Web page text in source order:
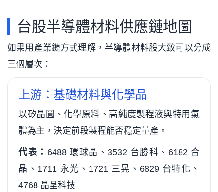
台股半導體材料供應鏈地圖
如果用產業鏈方式理解，半導體材料股大致可以分成
三個層次：
上游：基礎材料與化學品
以矽晶圓、化學原料、高純度製程液與特用氣
體為主，決定前段製程能否穩定量產。
代表： 6488 環球晶、3532 台勝科、6182 合
晶、1711 永光、1721 三晃、6829 台特化、
4768 晶呈科技